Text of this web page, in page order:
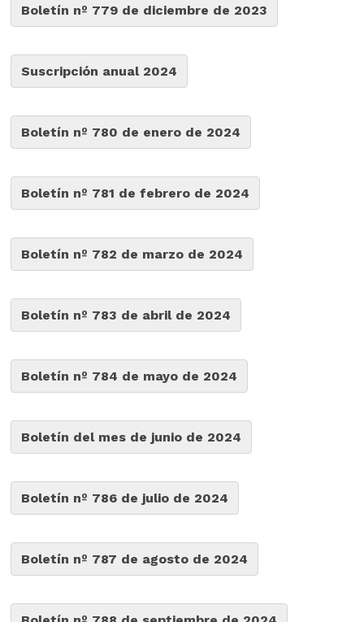
Boletín nº 779 de diciembre de 2023
Suscripción anual 2024
Boletín nº 780 de enero de 2024
Boletín nº 781 de febrero de 2024
Boletín nº 782 de marzo de 2024
Boletín nº 783 de abril de 2024
Boletín nº 784 de mayo de 2024
Boletín del mes de junio de 2024
Boletín nº 786 de julio de 2024
Boletín nº 787 de agosto de 2024